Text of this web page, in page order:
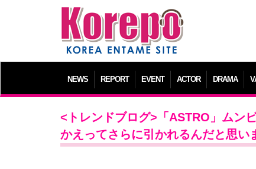
NEWS REPORT EVENT ACTOR DRAMA
<トレンドブログ>「ASTRO」ムン
かえってさらに引かれるんだと思い